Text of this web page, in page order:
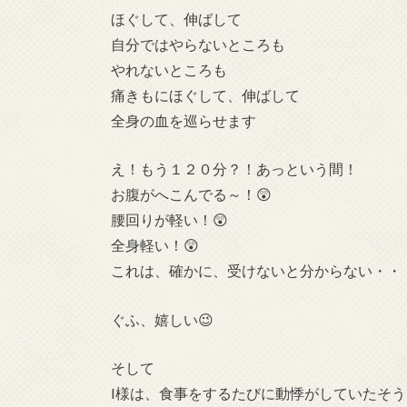
ほぐして、伸ばして
自分ではやらないところも
やれないところも
痛きもにほぐして、伸ばして
全身の血を巡らせます
え！もう１２０分？！あっという間！
お腹がへこんでる～！😲
腰回りが軽い！😲
全身軽い！😲
これは、確かに、受けないと分からない・・
ぐふ、嬉しい😉
そして
I様は、食事をするたびに動悸がしていたそ